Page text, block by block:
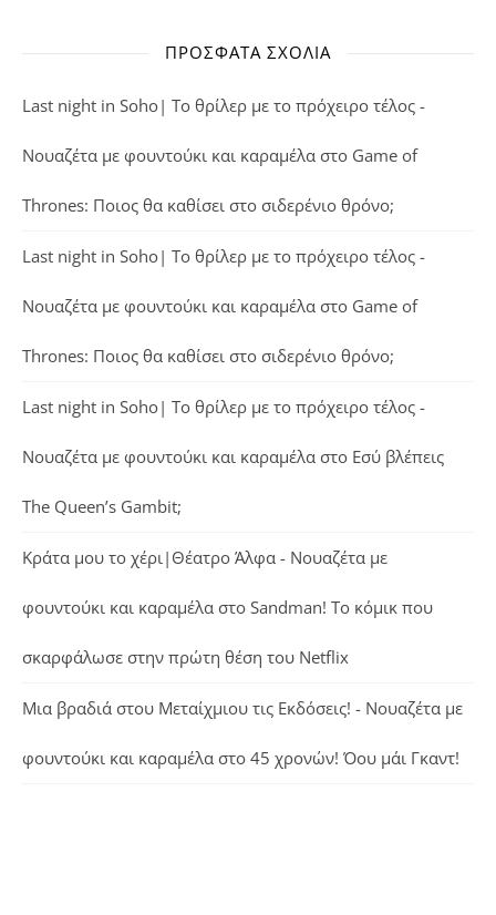
ΠΡΌΣΦΑΤΑ ΣΧΌΛΙΑ
Last night in Soho| Το θρίλερ με το πρόχειρο τέλος -
Νουαζέτα με φουντούκι και καραμέλα στο Game of
Thrones: Ποιος θα καθίσει στο σιδερένιο θρόνο;
Last night in Soho| Το θρίλερ με το πρόχειρο τέλος -
Νουαζέτα με φουντούκι και καραμέλα στο Game of
Thrones: Ποιος θα καθίσει στο σιδερένιο θρόνο;
Last night in Soho| Το θρίλερ με το πρόχειρο τέλος -
Νουαζέτα με φουντούκι και καραμέλα στο Εσύ βλέπεις
The Queen’s Gambit;
Κράτα μου το χέρι|Θέατρο Άλφα - Νουαζέτα με
φουντούκι και καραμέλα στο Sandman! Το κόμικ που
σκαρφάλωσε στην πρώτη θέση του Netflix
Μια βραδιά στου Μεταίχμιου τις Εκδόσεις! - Νουαζέτα με
φουντούκι και καραμέλα στο 45 χρονών! Όου μάι Γκαντ!